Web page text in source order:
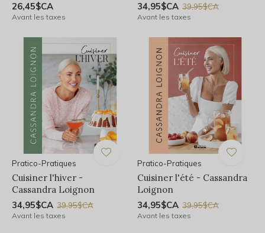
26,45$CA
Avant les taxes
34,95$CA 39,95$CA
Avant les taxes
Pratico-Pratiques
Cuisiner l'hiver -
Cassandra Loignon
34,95$CA 39,95$CA
Avant les taxes
Pratico-Pratiques
Cuisiner l'été - Cassandra
Loignon
34,95$CA 39,95$CA
Avant les taxes